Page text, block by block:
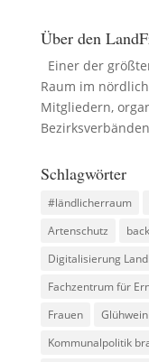
Über den
Einer der
Raum im
Mitgliedern,
Schlagwörter
#ländlicherraum
Artenschutz
Digitalisierung
Fachzentrum für
Frauen
Glühwein
Kommunalpolitik